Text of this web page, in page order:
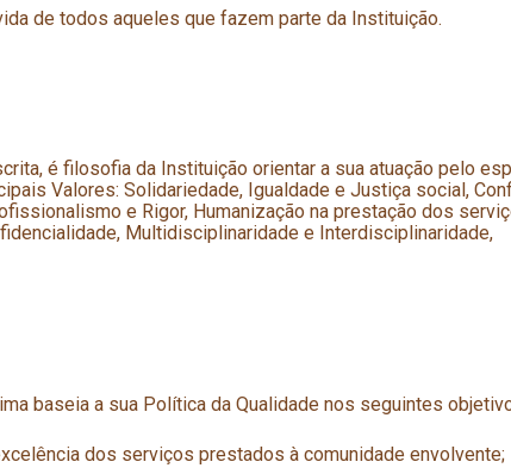
de todos aqueles que fazem parte da Instituição.
é filosofia da Instituição orientar a sua atuação pelo
Valores: Solidariedade, Igualdade e Justiça social,
e Rigor, Humanização na prestação dos
Multidisciplinaridade e Interdisciplinaridade,
baseia a sua Política da Qualidade nos seguintes
dos serviços prestados à comunidade envolvente;